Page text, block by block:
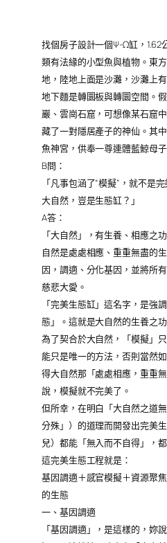
找個房子設計一個Ψ-Ω缸，1.62
類有法緣的小型魚與植物。東
地，陸地上面是沙灘，沙灘上
地下麵是轉圜板與轉圜空間。
巖、雲崗石窟，可想像某石窟
藏了一對隱居產子的神仙。其
魚神宮，供奉一尊連體藍鯨母子
B問：
「凡事包涵了“模擬”，就不是
大自然，豈是生態缸？」
A答：
「大自然」，有生養、相應之
自然是處處相應、重重無盡的
因，調適、分化基因，並將所
慈悲大愛。
「完美生態缸」這名字，是強
態」。這就是大自然的生養之功
為了契合於大自然，「模擬」
能只是唯一的方法，否則當然
得大自然那「處處相應，重重
說，模擬就不完美了。
但所幸，在明白「大自然之道
分殊」）的道理而開發出完美
兒）都能「無入而不自得」，
這完美生態工程就是：
基因調適＋感官模擬＋資源聚
的生態
一、基因調適
「基因調適」，是這樣的，妳